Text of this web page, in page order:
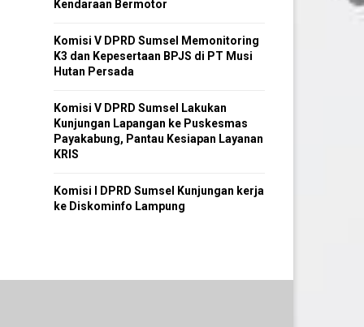
Kendaraan Bermotor
Komisi V DPRD Sumsel Memonitoring
K3 dan Kepesertaan BPJS di PT Musi
Hutan Persada
Komisi V DPRD Sumsel Lakukan
Kunjungan Lapangan ke Puskesmas
Payakabung, Pantau Kesiapan Layanan
KRIS
Komisi I DPRD Sumsel Kunjungan kerja
ke Diskominfo Lampung